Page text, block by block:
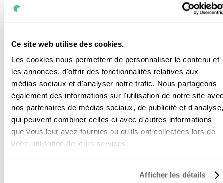
Ce site web utilise des cookies.
Les cookies nous permettent de personnaliser le contenu et
les annonces, d'offrir des fonctionnalités relatives aux
médias sociaux et d'analyser notre trafic. Nous partageons
également des informations sur l'utilisation de notre site
nos partenaires de médias sociaux, de publicité et d'analyse,
qui peuvent combiner celles-ci avec d'autres informations
que vous leur avez fournies ou qu'ils ont collectées lors de
votre utilisation de leurs services.
Afficher les détails
Sunology vs Systèmes centralisés
(Enphase/Huawei)
Pour comparer ce qui est comparable, il faut ramener
le prix de la batterie à sa capacité de stockage sur
toute sa durée de vie. C'est ce qu'on appelle le
LCOS(Levelized Cost of Storage ).
(DoD
kWh